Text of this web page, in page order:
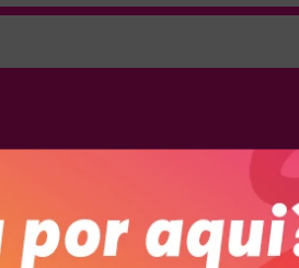
e promoções da Dakota e suas marcas.